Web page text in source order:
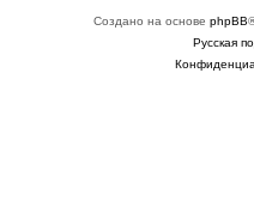
Создано на основе phpBB
Русская